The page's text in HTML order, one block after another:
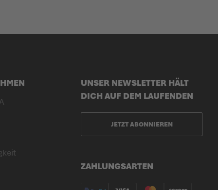
ZAHLUNGSARTEN
UNSER NEWSLETTER HÄLT
DICH AUF DEM LAUFENDEN
JETZT ABONNIEREN